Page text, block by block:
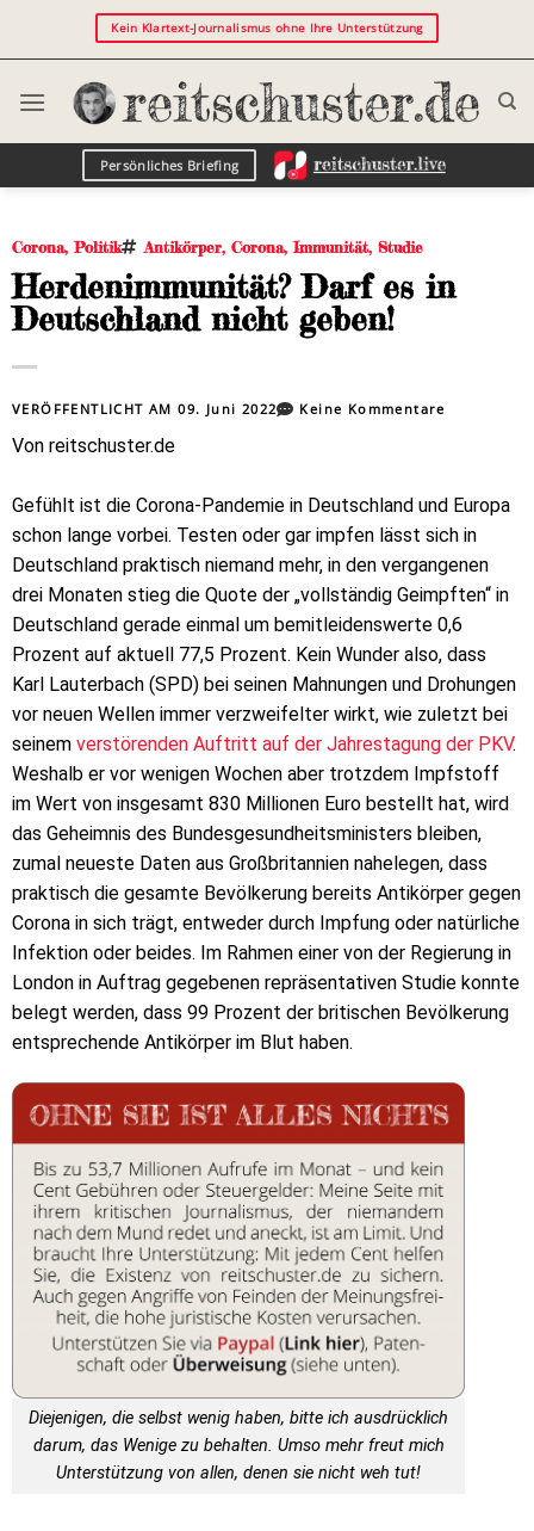
Kein Klartext-Journalismus ohne Ihre Unterstützung
Persönliches Briefing
Corona,Politik Antikörper, Corona,Immunität, Studie
Herdenimmunität? Darf es in
Deutschland nicht geben!
VERÖFFENTLICHT AM09. Juni 2022 Keine Kommentare
Von reitschuster.de
Gefühlt ist die Corona-Pandemie in Deutschland und Europa
schon lange vorbei. Testen oder gar impfen lässt sich in
Deutschland praktisch niemand mehr, in den vergangenen
drei Monaten stieg die Quote der „vollständig Geimpften“ in
Deutschland gerade einmal um bemitleidenswerte 0,6
Prozent auf aktuell 77,5 Prozent. Kein Wunder also, dass
Karl Lauterbach (SPD) bei seinen Mahnungen und Drohungen
vor neuen Wellen immer verzweifelter wirkt, wie zuletzt bei
seinem verstörenden Auftritt auf der Jahrestagung der PKV.
Weshalb er vor wenigen Wochen aber trotzdem Impfstoff
im Wert von insgesamt 830 Millionen Euro bestellt hat, wird
das Geheimnis des Bundesgesundheitsministers bleiben,
zumal neueste Daten aus Großbritannien nahelegen, dass
praktisch die gesamte Bevölkerung bereits Antikörper gegen
Corona in sich trägt, entweder durch Impfung oder natürliche
Infektion oder beides. Im Rahmen einer von der Regierung in
London in Auftrag gegebenen repräsentativen Studie konnte
belegt werden, dass 99 Prozent der britischen Bevölkerung
entsprechende Antikörper im Blut haben.
Diejenigen, die selbst wenig haben, bitte ich ausdrücklich
darum, das Wenige zu behalten. Umso mehr freut mich
Unterstützung von allen, denen sie nicht weh tut!